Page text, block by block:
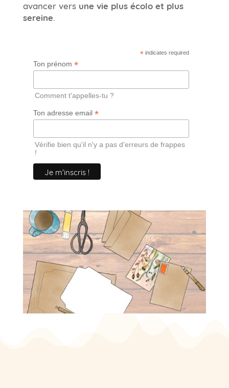
avancer vers une vie plus écolo et plus
sereine.
* indicates required
Ton prénom *
Comment t'appelles-tu ?
Ton adresse email *
Vérifie bien qu'il n'y a pas d'erreurs de frappes
!